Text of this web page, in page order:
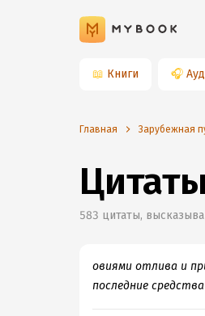
📖 Книги 🎧
Главная Зарубежная
583 цитаты,
овиями отлива и
последние